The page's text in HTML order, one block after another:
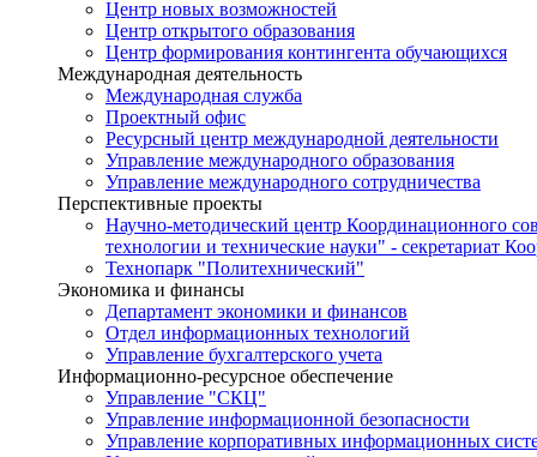
Центр новых возможностей
Центр открытого образования
Центр формирования контингента обучающихся
Международная деятельность
Международная служба
Проектный офис
Ресурсный центр международной деятельности
Управление международного образования
Управление международного сотрудничества
Перспективные проекты
Научно-методический центр Координационного
технологии и технические науки" - секретариат
Технопарк "Политехнический"
Экономика и финансы
Департамент экономики и финансов
Отдел информационных технологий
Управление бухгалтерского учета
Информационно-ресурсное обеспечение
Управление "СКЦ"
Управление информационной безопасности
Управление корпоративных информационных